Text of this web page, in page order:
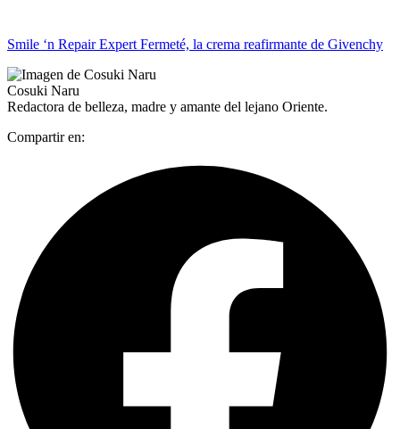
Smile ‘n Repair Expert Fermeté, la crema reafirmante de Givenchy
Cosuki Naru
Redactora de belleza, madre y amante del lejano Oriente.
Compartir en: